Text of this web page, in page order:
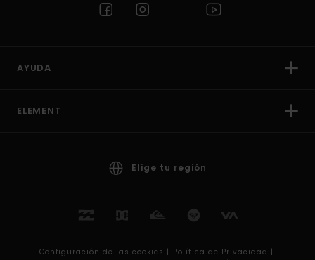
AYUDA
ELEMENT
Elige tu región
Configuración de las cookies | Política de Privacidad |